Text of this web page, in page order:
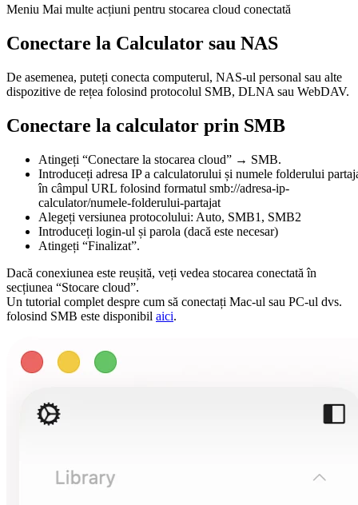
Meniu Mai multe acțiuni pentru stocarea cloud conectată
Conectare la Calculator sau NAS
De asemenea, puteți conecta computerul, NAS-ul personal sau alte
dispozitive de rețea folosind protocolul SMB, DLNA sau WebDAV.
Conectare la calculator prin SMB
Atingeți “Conectare la stocarea cloud” → SMB.
Introduceți adresa IP a calculatorului și numele folderului
în câmpul URL folosind formatul smb://adresa-ip-
calculator/numele-folderului-partajat
Alegeți versiunea protocolului: Auto, SMB1, SMB2
Introduceți login-ul și parola (dacă este necesar)
Atingeți “Finalizat”.
Dacă conexiunea este reușită, veți vedea stocarea conectată în
secțiunea “Stocare cloud”.
Un tutorial complet despre cum să conectați Mac-ul sau PC-ul dvs.
folosind SMB este disponibil aici.